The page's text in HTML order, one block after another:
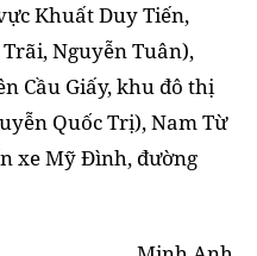
Khuất Duy Tiến,
Nguyễn Tuân),
Cầu Giấy, khu đô thị
Quốc Trị), Nam Từ
xe Mỹ Đình, đường